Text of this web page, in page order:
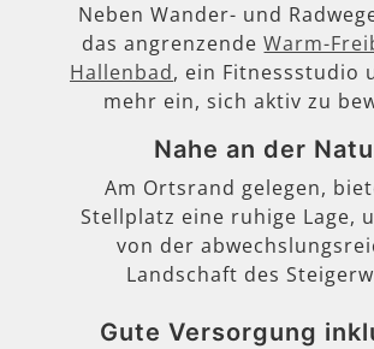
Neben Wander- und
das angrenzendeWarm-
Hallenbad, ein Fitnessstudio
mehr ein, sich aktiv zu
Nahe an der
Am Ortsrand gelegen,
Stellplatz eine ruhige Lage,
von der
Landschaft des
Gute Versorgung